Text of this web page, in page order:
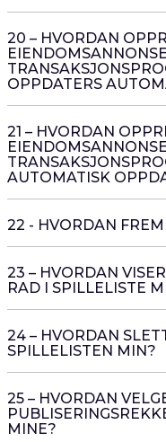
20 – HVORDAN
OPPDATERS
21 – HVORDAN
AUTOMATISK
22 - HVORDAN
23 – HVORDAN
RAD I SPILLELISTE
24 – HVORDAN
SPILLELISTEN MIN?
25 – HVORDAN
MINE?